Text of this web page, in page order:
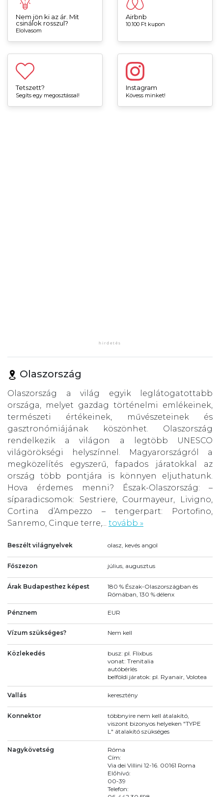
Nem jön ki az ár. Mit
csinálok rosszul?
Elolvasom
Airbnb
10.100 Ft kupon
Tetszett?
Segíts egy megosztással!
Instagram
Kövess minket!
Olaszország
Olaszország a világ egyik leglátogatottabb
országa, melyet gazdag történelmi emlékeinek,
természeti értékeinek, művészeteinek és
gasztronómiájának köszönhet. Olaszország
rendelkezik a világon a legtöbb UNESCO
világörökségi helyszínnel. Magyarországról a
megközelítés egyszerű, fapados járatokkal az
ország több pontjára is könnyen eljuthatunk.
Hova érdemes menni? Észak-Olaszország: –
síparadicsomok: Sestriere, Courmayeur, Livigno,
Cortina d’Ampezzo – tengerpart: Portofino,
Sanremo, Cinque terre,... tovább »
Beszélt világnyelvek olasz, kevés angol
Főszezon július, augusztus
Árak Budapesthez képest
180 % Észak-Olaszországban és
Rómában, 130 % délenx
Pénznem EUR
Vízum szükséges? Nem kell
Közlekedés
busz: pl. Flixbus
vonat: Trenitalia
autóbérlés
belföldi járatok: pl. Ryanair, Volotea
Vallás keresztény
Konnektor
többnyire nem kell átalakító,
viszont bizonyos helyeken "TYPE
L" átalakító szükséges
Nagykövetség
Róma
Cím:
Via dei Villini 12-16. 00161 Roma
Előhívó:
00-39
Telefon: